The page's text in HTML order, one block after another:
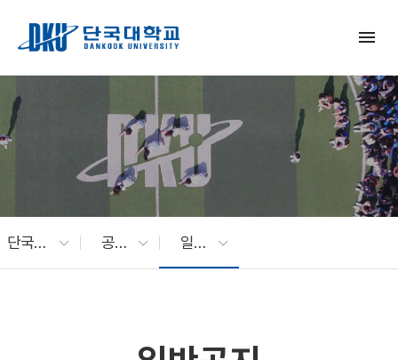
menu
단국대 소식 공지사항 일반공지